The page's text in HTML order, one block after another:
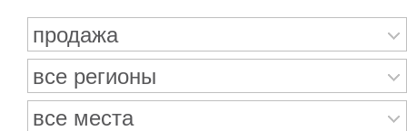
продажа
все регионы
все места